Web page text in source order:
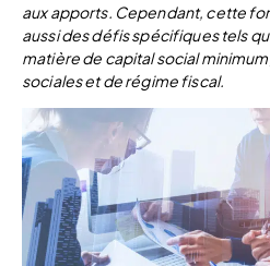
aux apports. Cependant, cette
aussi des défis spécifiques tels
matière de capital social
sociales et de régime fiscal.